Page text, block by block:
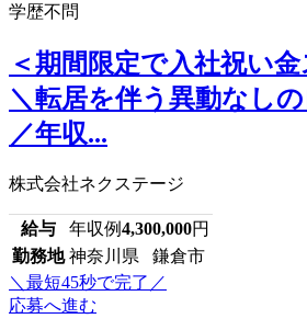
学歴不問
＜期間限定で入社祝い
＼転居を伴う異動なし
／年収...
株式会社ネクステージ
給与 年収例4,300,000円
勤務地 神奈川県 鎌倉市
＼最短45秒で完了／
応募へ進む